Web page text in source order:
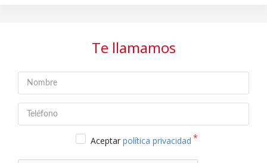
Te llamamos
Aceptarpolítica privacidad